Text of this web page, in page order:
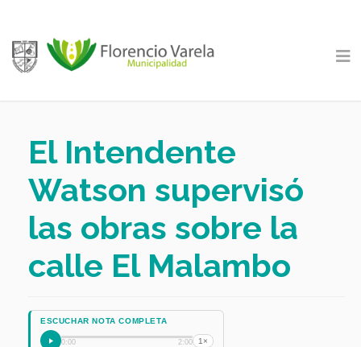
El Intendente
Watson supervisó
las obras sobre la
calle El Malambo
ESCUCHAR NOTA COMPLETA
0:00 2:00 1×